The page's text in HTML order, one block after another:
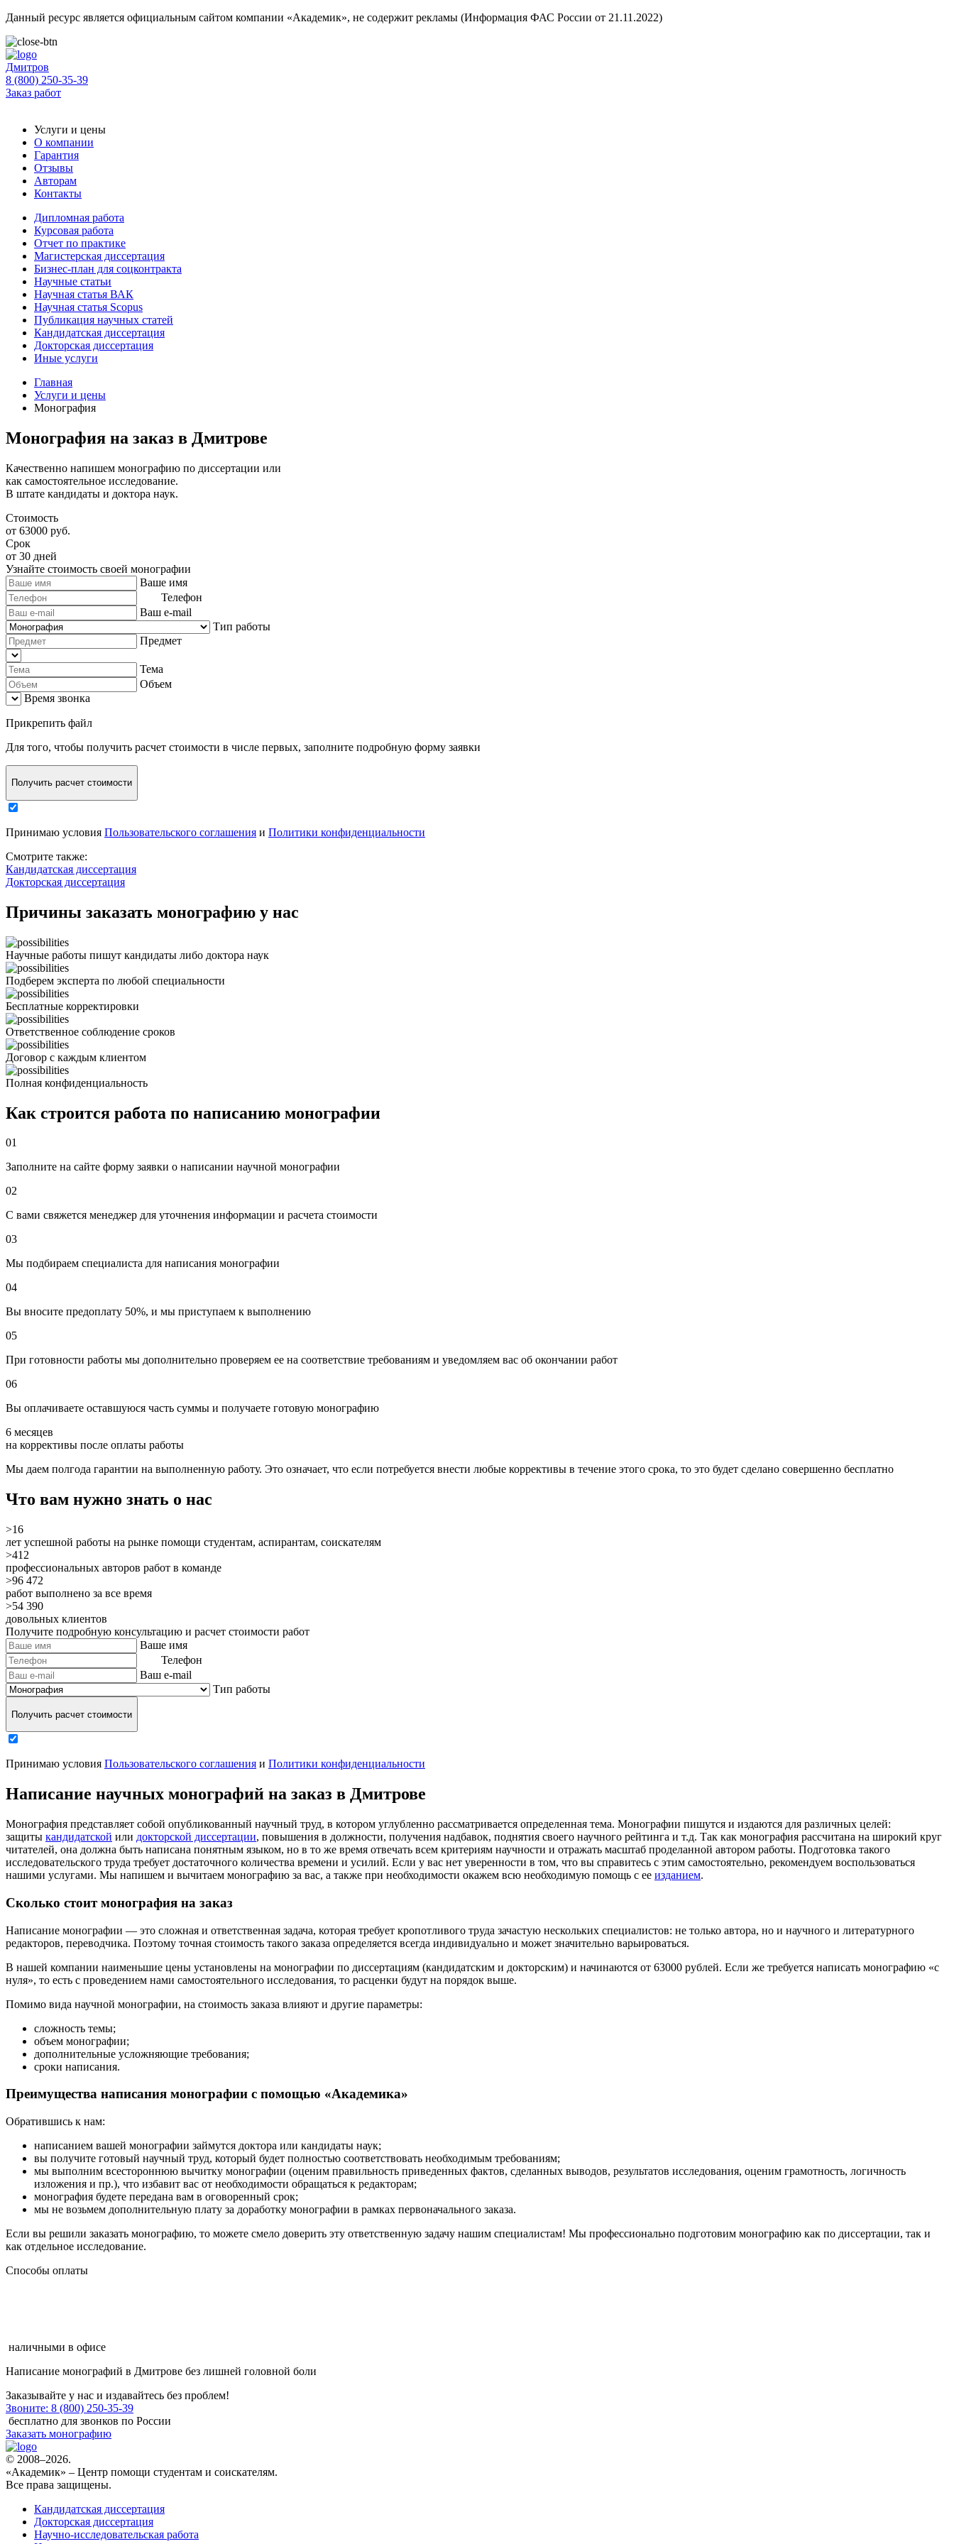
Данный ресурс является официальным сайтом компании «Академик», не содержит рекламы (Информация ФАС России от 21.11.2022)
Дмитров
8 (800) 250-35-39
Заказ работ
Услуги и цены
О компании
Гарантия
Отзывы
Авторам
Контакты
Дипломная работа
Курсовая работа
Отчет по практике
Магистерская диссертация
Бизнес-план для соцконтракта
Научные статьи
Научная статья ВАК
Научная статья Scopus
Публикация научных статей
Кандидатская диссертация
Докторская диссертация
Иные услуги
Главная
Услуги и цены
Монография
Монография на заказ в Дмитрове
Качественно напишем монографию по диссертации или
как самостоятельное исследование.
В штате кандидаты и доктора наук.
Стоимость
от 63000 руб.
Срок
от 30 дней
Узнайте стоимость своей монографии
Ваше имя
Телефон
Ваш e-mail
Тип работы
Предмет
Тема
Объем
Время звонка
Прикрепить файл
Для того, чтобы получить расчет стоимости в числе первых, заполните подробную форму заявки
Получить расчет стоимости
Принимаю условия Пользовательского соглашения и Политики конфиденциальности
Смотрите также:
Кандидатская диссертация
Докторская диссертация
Причины заказать монографию у нас
Научные работы пишут кандидаты либо доктора наук
Подберем эксперта по любой специальности
Бесплатные корректировки
Ответственное соблюдение сроков
Договор с каждым клиентом
Полная конфиденциальность
Как строится работа по написанию монографии
01
Заполните на сайте форму заявки о написании научной монографии
02
С вами свяжется менеджер для уточнения информации и расчета стоимости
03
Мы подбираем специалиста для написания монографии
04
Вы вносите предоплату 50%, и мы приступаем к выполнению
05
При готовности работы мы дополнительно проверяем ее на соответствие требованиям и уведомляем вас об окончании работ
06
Вы оплачиваете оставшуюся часть суммы и получаете готовую монографию
6 месяцев
на коррективы после оплаты работы
Мы даем полгода гарантии на выполненную работу. Это означает, что если потребуется внести любые коррективы в течение этого срока, то это будет сделано совершенно бесплатно
Что вам нужно знать о нас
>16
лет успешной работы на рынке помощи студентам, аспирантам, соискателям
>412
профессиональных авторов работ в команде
>96 472
работ выполнено за все время
>54 390
довольных клиентов
Получите подробную консультацию и расчет стоимости работ
Ваше имя
Телефон
Ваш e-mail
Тип работы
Получить расчет стоимости
Принимаю условия Пользовательского соглашения и Политики конфиденциальности
Написание научных монографий на заказ в Дмитрове
Монография представляет собой опубликованный научный труд, в котором углубленно рассматривается определенная тема. Монографии пишутся и издаются для различных целей:
защиты кандидатской или докторской диссертации, повышения в должности, получения надбавок, поднятия своего научного рейтинга и т.д. Так как монография рассчитана на широкий круг
читателей, она должна быть написана понятным языком, но в то же время отвечать всем критериям научности и отражать масштаб проделанной автором работы. Подготовка такого
исследовательского труда требует достаточного количества времени и усилий. Если у вас нет уверенности в том, что вы справитесь с этим самостоятельно, рекомендуем воспользоваться
нашими услугами. Мы напишем и вычитаем монографию за вас, а также при необходимости окажем всю необходимую помощь с ее изданием.
Сколько стоит монография на заказ
Написание монографии — это сложная и ответственная задача, которая требует кропотливого труда зачастую нескольких специалистов: не только автора, но и научного и литературного
редакторов, переводчика. Поэтому точная стоимость такого заказа определяется всегда индивидуально и может значительно варьироваться.
В нашей компании наименьшие цены установлены на монографии по диссертациям (кандидатским и докторским) и начинаются от 63000 рублей. Если же требуется написать монографию «с
нуля», то есть с проведением нами самостоятельного исследования, то расценки будут на порядок выше.
Помимо вида научной монографии, на стоимость заказа влияют и другие параметры:
сложность темы;
объем монографии;
дополнительные усложняющие требования;
сроки написания.
Преимущества написания монографии с помощью «Академика»
Обратившись к нам:
написанием вашей монографии займутся доктора или кандидаты наук;
вы получите готовый научный труд, который будет полностью соответствовать необходимым требованиям;
мы выполним всестороннюю вычитку монографии (оценим правильность приведенных фактов, сделанных выводов, результатов исследования, оценим грамотность, логичность
изложения и пр.), что избавит вас от необходимости обращаться к редакторам;
монография будете передана вам в оговоренный срок;
мы не возьмем дополнительную плату за доработку монографии в рамках первоначального заказа.
Если вы решили заказать монографию, то можете смело доверить эту ответственную задачу нашим специалистам! Мы профессионально подготовим монографию как по диссертации, так и
как отдельное исследование.
Способы оплаты
наличными в офисе
Написание монографий в Дмитрове без лишней головной боли
Заказывайте у нас и издавайтесь без проблем!
Звоните: 8 (800) 250-35-39
бесплатно для звонков по России
Заказать монографию
© 2008–2026.
«Академик» – Центр помощи студентам и соискателям.
Все права защищены.
Кандидатская диссертация
Докторская диссертация
Научно-исследовательская работа